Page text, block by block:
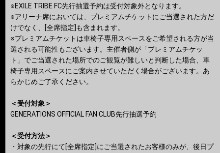
※EXILE TRIBE FC先行抽選予約は受付対象外となります。
※アリーナ席においては、プレミアムチケットにご当選された方だ
けでなく、[全席指定]も含まれます。
※プレミアムチケットは車椅子専用スペースをご希望される方が当
選される可能性もございます。主催者側が「プレミアムチケッ
ト」でご当選された場所でのご観覧が難しいと判断した場合、車
椅子専用スペースにご案内させていただく場合がございます。あ
らかじめご了承ください。
＜受付対象＞
GENERATIONS OFFICIAL FAN CLUB先行抽選予約
＜受付方法＞
・対象の先行にて[全席指定]にご当選されたお客様のみが、後日プ